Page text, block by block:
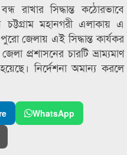
রাখার সিদ্ধান্ত কঠোরভাবে
চট্টগ্রাম মহানগরী এলাকায় এ
জেলায় এই সিদ্ধান্ত কার্যকর
প্রশাসনের চারটি ভ্রাম্যমাণ
নির্দেশনা অমান্য করলে
WhatsApp